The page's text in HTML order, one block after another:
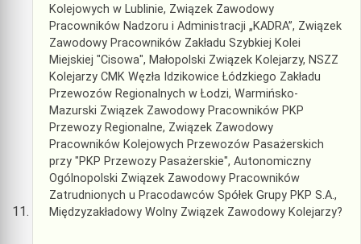
Kolejowych w Lublinie, Związek Zawodowy
Pracowników Nadzoru i Administracji „KADRA”, Związek
Zawodowy Pracowników Zakładu Szybkiej Kolei
Miejskiej "Cisowa", Małopolski Związek Kolejarzy, NSZZ
Kolejarzy CMK Węzła Idzikowice Łódzkiego Zakładu
Przewozów Regionalnych w Łodzi, Warmińsko-
Mazurski Związek Zawodowy Pracowników PKP
Przewozy Regionalne, Związek Zawodowy
Pracowników Kolejowych Przewozów Pasażerskich
przy "PKP Przewozy Pasażerskie", Autonomiczny
Ogólnopolski Związek Zawodowy Pracowników
Zatrudnionych u Pracodawców Spółek Grupy PKP S.A.,
Międzyzakładowy Wolny Związek Zawodowy Kolejarzy?